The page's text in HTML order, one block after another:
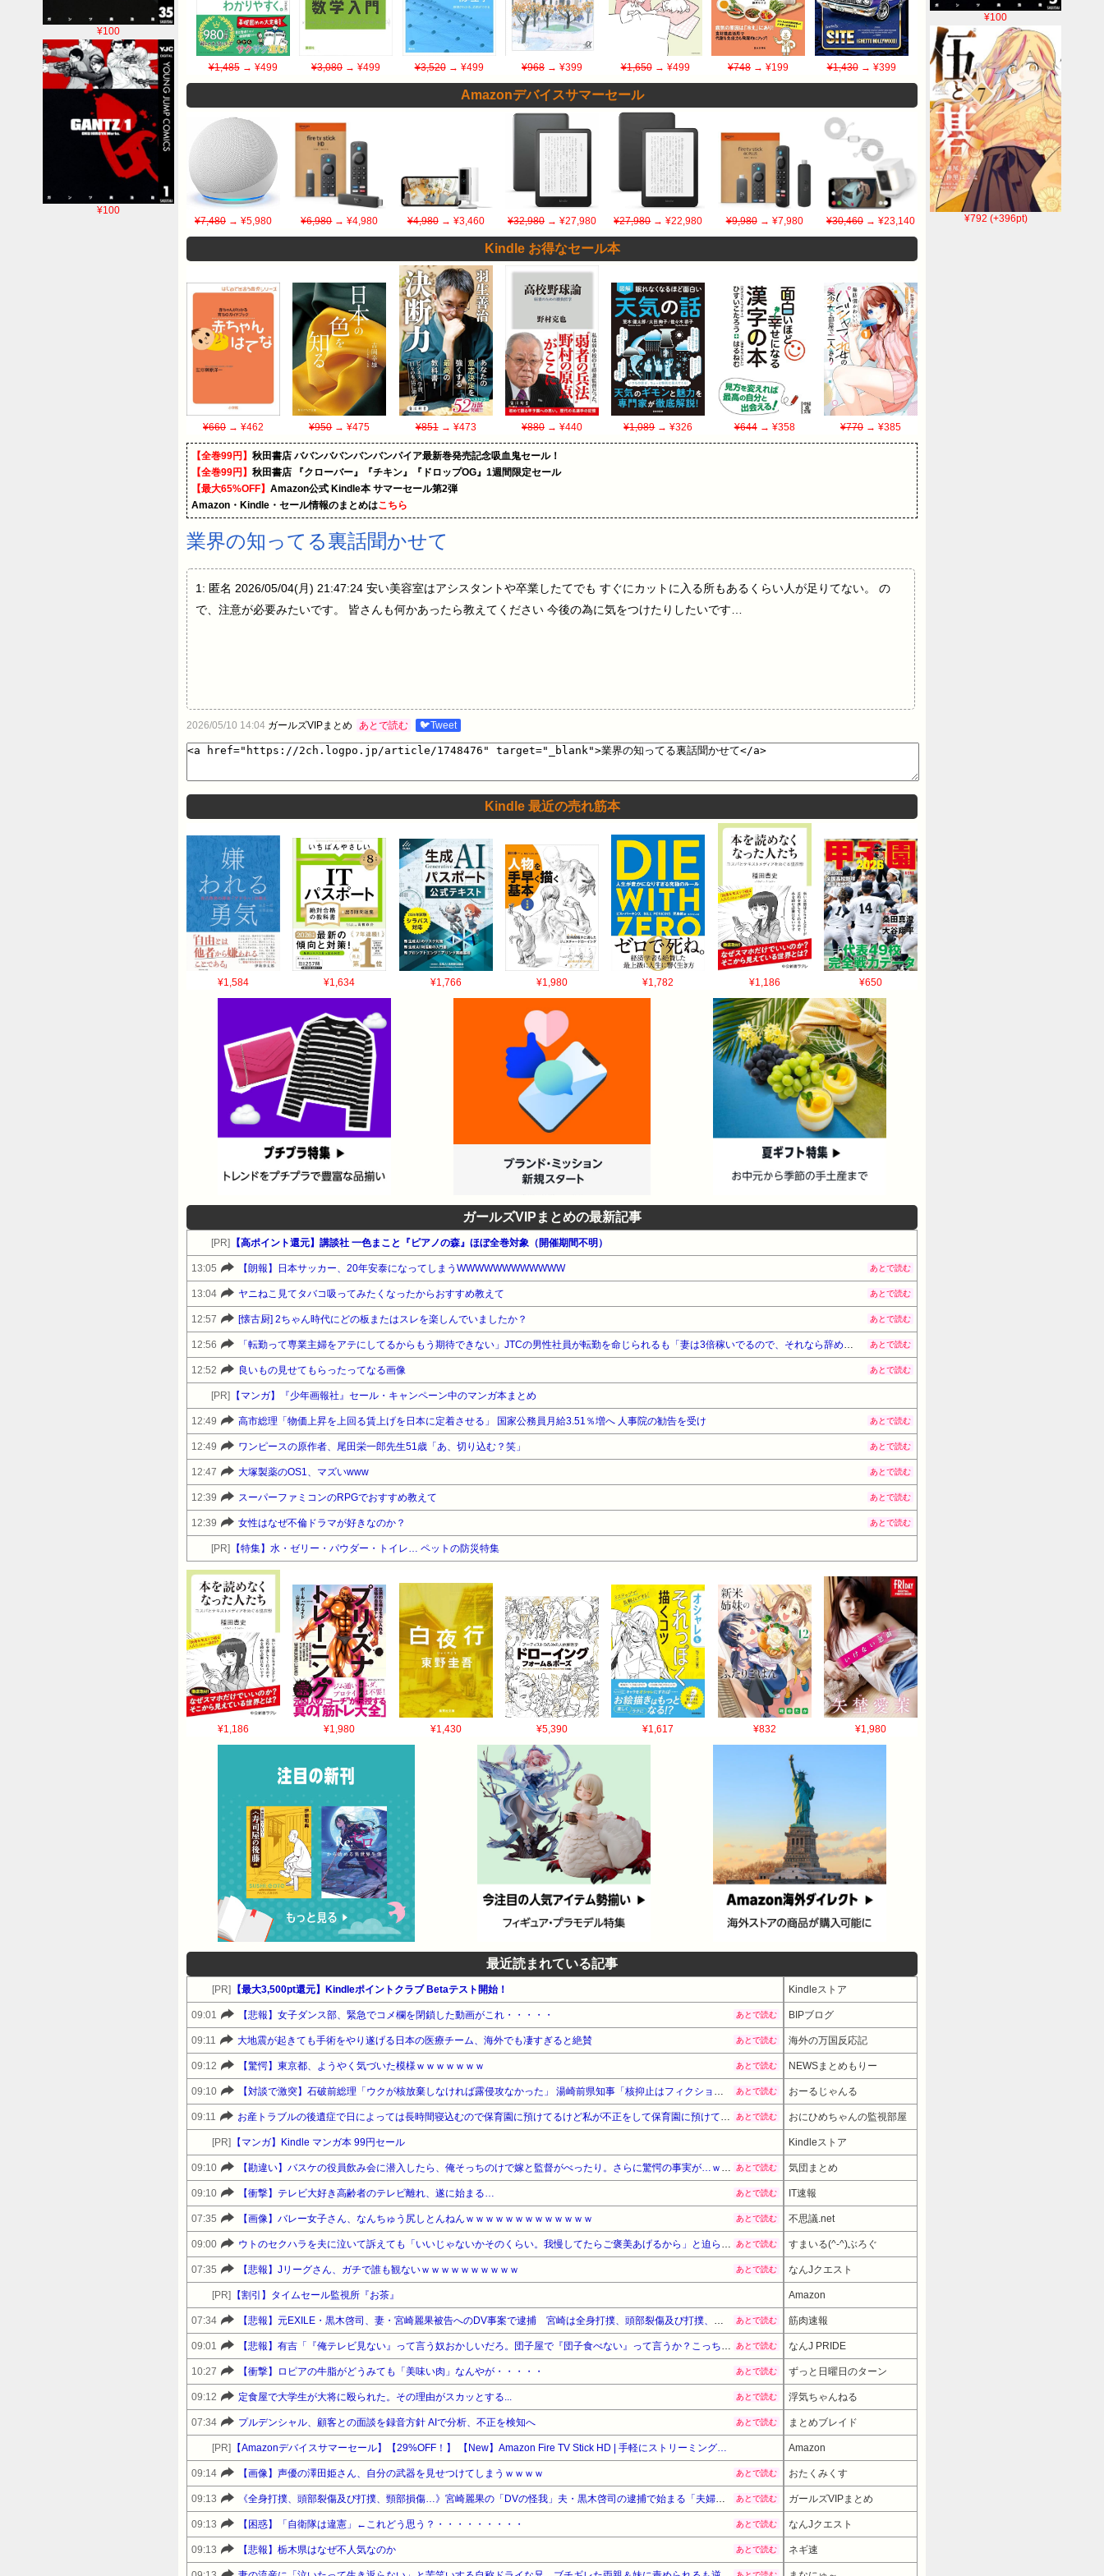
¥100
¥792 (+396pt)
¥100
¥100
¥1,485→ ¥499 ¥3,080 → ¥499 ¥3,520→ ¥499 ¥968 → ¥399 ¥1,650→ ¥499 ¥748 → ¥199 ¥1,430→ ¥399
Amazonデバイスサマーセール
¥7,480 → ¥5,980 ¥6,980→ ¥4,980 ¥4,980→ ¥3,460 ¥32,980→ ¥27,980 ¥27,980→ ¥22,980 ¥9,980→ ¥7,980 ¥30,460→ ¥23,140
Kindle お得なセール本
¥660 → ¥462 ¥950→ ¥475 ¥851→ ¥473 ¥880→ ¥440 ¥1,089→ ¥326 ¥644→ ¥358 ¥770→ ¥385
【全巻99円】 秋田書店 ババンババンバンバンパイア最新巻発売記念吸血鬼セール！
【全巻99円】 秋田書店 『クローバー』『チキン』『ドロップOG』1週間限定セール
【最大65%OFF】 Amazon公式 Kindle本 サマーセール第2弾
Amazon・Kindle・セール情報のまとめはこちら
業界の知ってる裏話聞かせて
1: 匿名 2026/05/04(月) 21:47:24 安い美容室はアシスタントや卒業したてでも すぐにカットに入る所もあるくらい人が足りてない。 の
で、注意が必要みたいです。 皆さんも何かあったら教えてください 今後の為に気をつけたりしたいです…
2026/05/10 14:04 ガールズVIPまとめ あとで読む 🐦Tweet
Kindle 最近の売れ筋本
¥1,584 ¥1,634 ¥1,766 ¥1,980 ¥1,782 ¥1,186 ¥650
ガールズVIPまとめの最新記事
[PR] 【高ポイント還元】講談社 一色まこと『ピアノの森』ほぼ全巻対象（開催期間不明）
13:05 【朗報】日本サッカー、20年安泰になってしまうWWWWWWWWWWWW あとで読む
13:04 ヤニねこ見てタバコ吸ってみたくなったからおすすめ教えて あとで読む
12:57 [懐古厨] 2ちゃん時代にどの板またはスレを楽しんでいましたか？ あとで読む
12:56 あとで読む
12:52 良いもの見せてもらったってなる画像 あとで読む
[PR] 【マンガ】『少年画報社』セール・キャンペーン中のマンガ本まとめ
12:49 高市総理「物価上昇を上回る賃上げを日本に定着させる」 国家公務員月給3.51％増へ 人事院の勧告を受け あとで読む
12:49 ワンピースの原作者、尾田栄一郎先生51歳「あ、切り込む？笑」 あとで読む
12:47 大塚製薬のOS1、マズいwww あとで読む
12:39 スーパーファミコンのRPGでおすすめ教えて あとで読む
12:39 女性はなぜ不倫ドラマが好きなのか？ あとで読む
[PR] 【特集】水・ゼリー・パウダー・トイレ… ペットの防災特集
¥1,186 ¥1,980 ¥1,430 ¥5,390 ¥1,617 ¥832 ¥1,980
最近読まれている記事
[PR] 【最大3,500pt還元】Kindleポイントクラブ Betaテスト開始！ Kindleストア
09:01 【悲報】女子ダンス部、緊急でコメ欄を閉鎖した動画がこれ・・・・・ あとで読む BIPブログ
09:11 大地震が起きても手術をやり遂げる日本の医療チーム、海外でも凄すぎると絶賛 あとで読む 海外の万国反応記
09:12 【驚愕】東京都、ようやく気づいた模様ｗｗｗｗｗｗｗ あとで読む NEWSまとめもりー
09:10 あとで読む おーるじゃんる
09:11 あとで読む おにひめちゃんの監視部屋
[PR] 【マンガ】Kindle マンガ本 99円セール Kindleストア
09:10 あとで読む 気団まとめ
09:10 【衝撃】テレビ大好き高齢者のテレビ離れ、遂に始まる… あとで読む IT速報
07:35 【画像】バレー女子さん、なんちゅう尻しとんねんｗｗｗｗｗｗｗｗｗｗｗｗｗ あとで読む 不思議.net
09:00 あとで読む すまいる(^-^)ぶろぐ
07:35 【悲報】Jリーグさん、ガチで誰も観ないｗｗｗｗｗｗｗｗｗｗ あとで読む なんJクエスト
[PR] 【割引】タイムセール監視所『お茶』 Amazon
07:34 あとで読む 筋肉速報
09:01 あとで読む なんJ PRIDE
10:27 【衝撃】ロピアの牛脂がどうみても「美味い肉」なんやが・・・・・ あとで読む ずっと日曜日のターン
09:12 定食屋で大学生が大将に殴られた。その理由がスカッとする... あとで読む 浮気ちゃんねる
07:34 プルデンシャル、顧客との面談を録音方針 AIで分析、不正を検知へ あとで読む まとめブレイド
[PR] Amazon
09:14 【画像】声優の澤田姫さん、自分の武器を見せつけてしまうｗｗｗｗ あとで読む おたくみくす
09:13 あとで読む ガールズVIPまとめ
09:13 【困惑】「自衛隊は違憲」←これどう思う？・・・・・・・・・ あとで読む なんJクエスト
09:13 【悲報】栃木県はなぜ不人気なのか あとで読む ネギ速